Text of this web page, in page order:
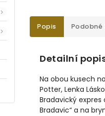
Popis Podobné
Detailní
Na obou kusech
Potter, Lenka
Bradavický expres
Bradavic“ a na